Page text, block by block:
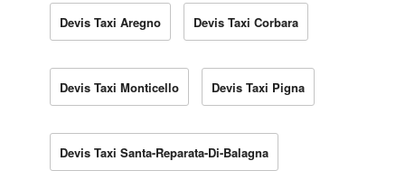
Devis Taxi Aregno Devis Taxi Corbara
Devis Taxi Monticello Devis Taxi Pigna
Devis Taxi Santa-Reparata-Di-Balagna